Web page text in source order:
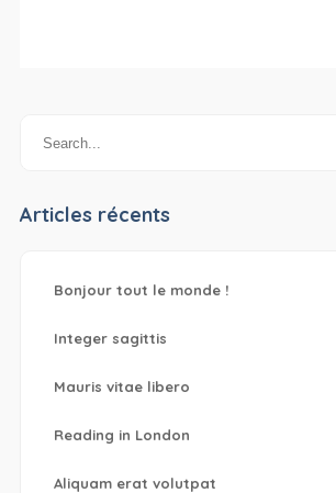
Articles récents
Bonjour tout le monde !
Integer sagittis
Mauris vitae libero
Reading in London
Aliquam erat volutpat